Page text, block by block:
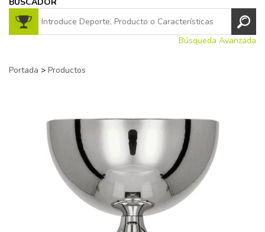
Búsqueda Avanzada
Portada > Productos